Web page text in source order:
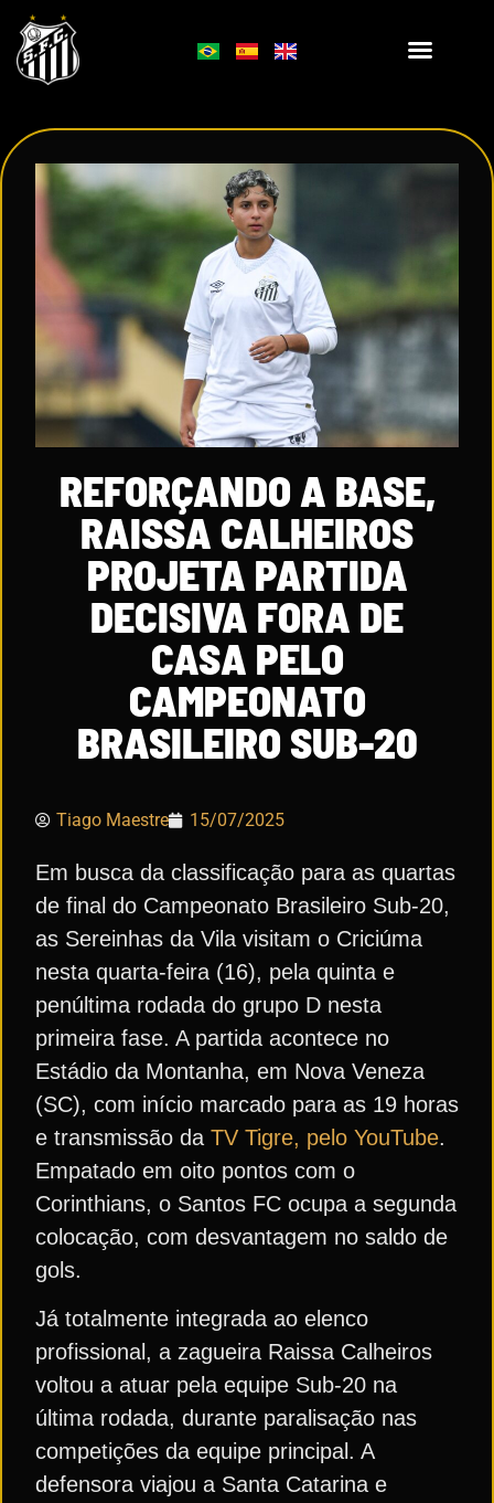
REFORÇANDO A BASE,
RAISSA CALHEIROS
PROJETA PARTIDA
DECISIVA FORA DE
CASA PELO
CAMPEONATO
BRASILEIRO SUB-20
Tiago Maestre 15/07/2025
Em busca da classificação para as quartas
de final do Campeonato Brasileiro Sub-20,
as Sereinhas da Vila visitam o Criciúma
nesta quarta-feira (16), pela quinta e
penúltima rodada do grupo D nesta
primeira fase. A partida acontece no
Estádio da Montanha, em Nova Veneza
(SC), com início marcado para as 19 horas
e transmissão da TV Tigre, pelo YouTube.
Empatado em oito pontos com o
Corinthians, o Santos FC ocupa a segunda
colocação, com desvantagem no saldo de
gols.
Já totalmente integrada ao elenco
profissional, a zagueira Raissa Calheiros
voltou a atuar pela equipe Sub-20 na
última rodada, durante paralisação nas
competições da equipe principal. A
defensora viajou a Santa Catarina e